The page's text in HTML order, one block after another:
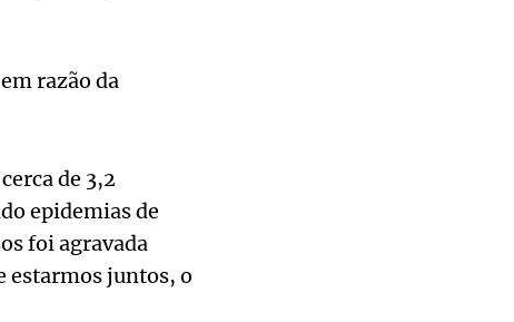
razão da
de 3,2
epidemias de
foi agravada
estarmos juntos, o